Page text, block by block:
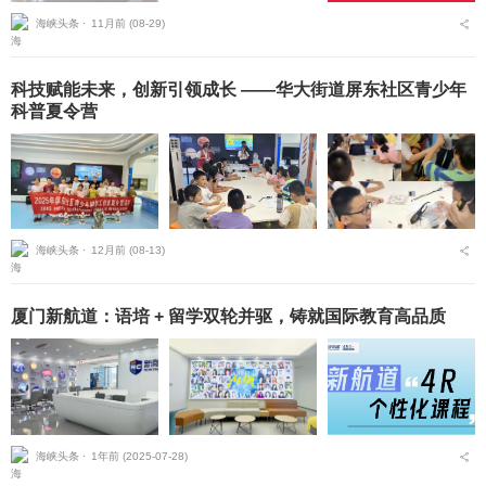
海峡头条 ⋅ 11月前 (08-29)
科技赋能未来，创新引领成长 ——华大街道屏东社区青少年
科普夏令营
海峡头条 ⋅ 12月前 (08-13)
厦门新航道：语培 + 留学双轮并驱，铸就国际教育高品质
海峡头条 ⋅ 1年前 (2025-07-28)